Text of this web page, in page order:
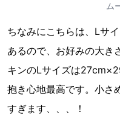
ム
ちなみにこちらは、Lサ
あるので、お好みの大き
キンのLサイズは
抱き心地最高です。小さ
すぎます、、、！